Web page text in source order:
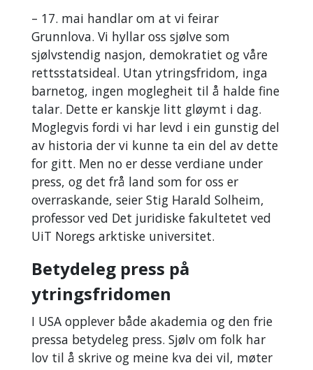
– 17. mai handlar om at vi feirar
Grunnlova. Vi hyllar oss sjølve som
sjølvstendig nasjon, demokratiet og våre
rettsstatsideal. Utan ytringsfridom, inga
barnetog, ingen moglegheit til å halde fine
talar. Dette er kanskje litt gløymt i dag.
Moglegvis fordi vi har levd i ein gunstig del
av historia der vi kunne ta ein del av dette
for gitt. Men no er desse verdiane under
press, og det frå land som for oss er
overraskande, seier Stig Harald Solheim,
professor ved Det juridiske fakultetet ved
UiT Noregs arktiske universitet.
Betydeleg press på
ytringsfridomen
I USA opplever både akademia og den frie
pressa betydeleg press. Sjølv om folk har
lov til å skrive og meine kva dei vil, møter